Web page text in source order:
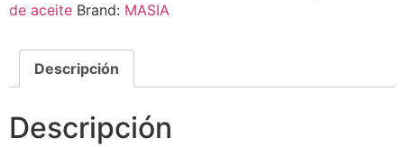
de aceite Brand: MASIA
Descripción
Descripción